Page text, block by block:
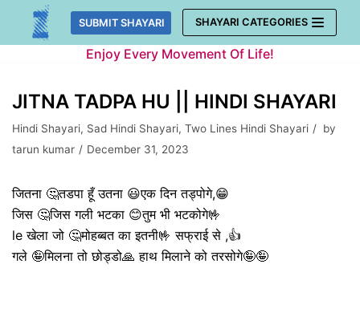
Skip
SUBMIT SHAYARI SHAYARI CATEGORIES
Enjoy Every Movement Of Life!
JITNA TADPA HU || HINDI SHAYARI
Hindi Shayari, Sad Hindi Shayari, Two Lines Hindi Shayari
by
tarun kumar
December 31, 2023
जितना 🤔तडपा हूँ उतना 😃एक दिन तड्पोगे,😁
जिस 🤔जिस गली भटका 😊तुम भी भटकोगे🤟
le खेला जो 🤔मोहब्बत का इतनी🤟 सफ्राई से ,👍
गले 🤪मिलना तो छोड्डो🙏 हाथ मिलाने को तरसोगे🤪🤪